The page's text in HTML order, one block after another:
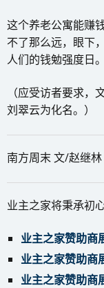
这个养老公寓能赚
不了那么远，眼下
人们的钱勉强度日。
（应受访者要求，
刘翠云为化名。）
南方周末 文/赵继林
业主之家将秉承初
业主之家赞助商
业主之家赞助商
业主之家赞助商